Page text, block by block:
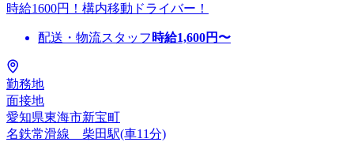
時給1600円！構内移動ドライバー！
配送・物流スタッフ 時給1,600円〜
勤務地
面接地
愛知県東海市新宝町
名鉄常滑線 柴田駅(車11分)